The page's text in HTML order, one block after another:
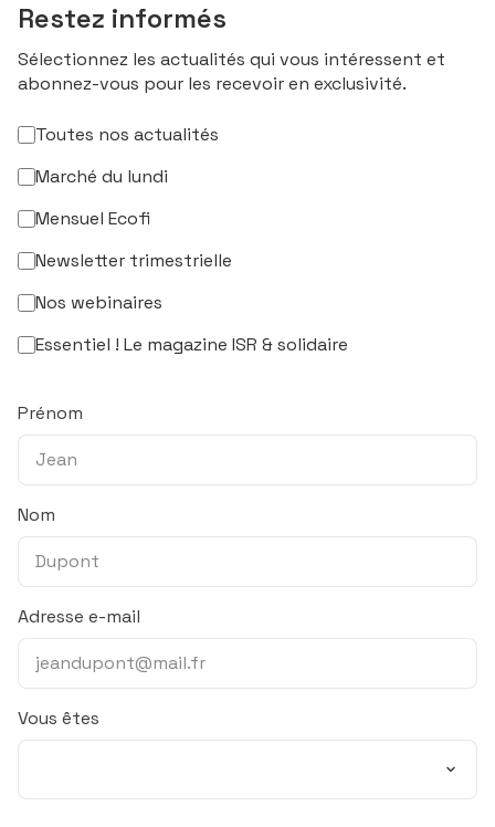
Restez informés
Sélectionnez les actualités qui vous intéressent et
abonnez-vous pour les recevoir en exclusivité.
Toutes nos actualités
Marché du lundi
Mensuel Ecofi
Newsletter trimestrielle
Nos webinaires
Essentiel ! Le magazine ISR & solidaire
Prénom
Nom
Adresse e-mail
Vous êtes